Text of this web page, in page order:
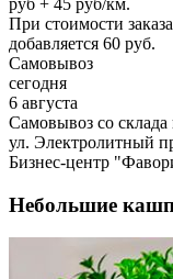
При стоимости
добавляется 60 руб.
Самовывоз
сегодня
6 августа
Самовывоз со
ул. Электролитный
Бизнес-центр
Небольшие